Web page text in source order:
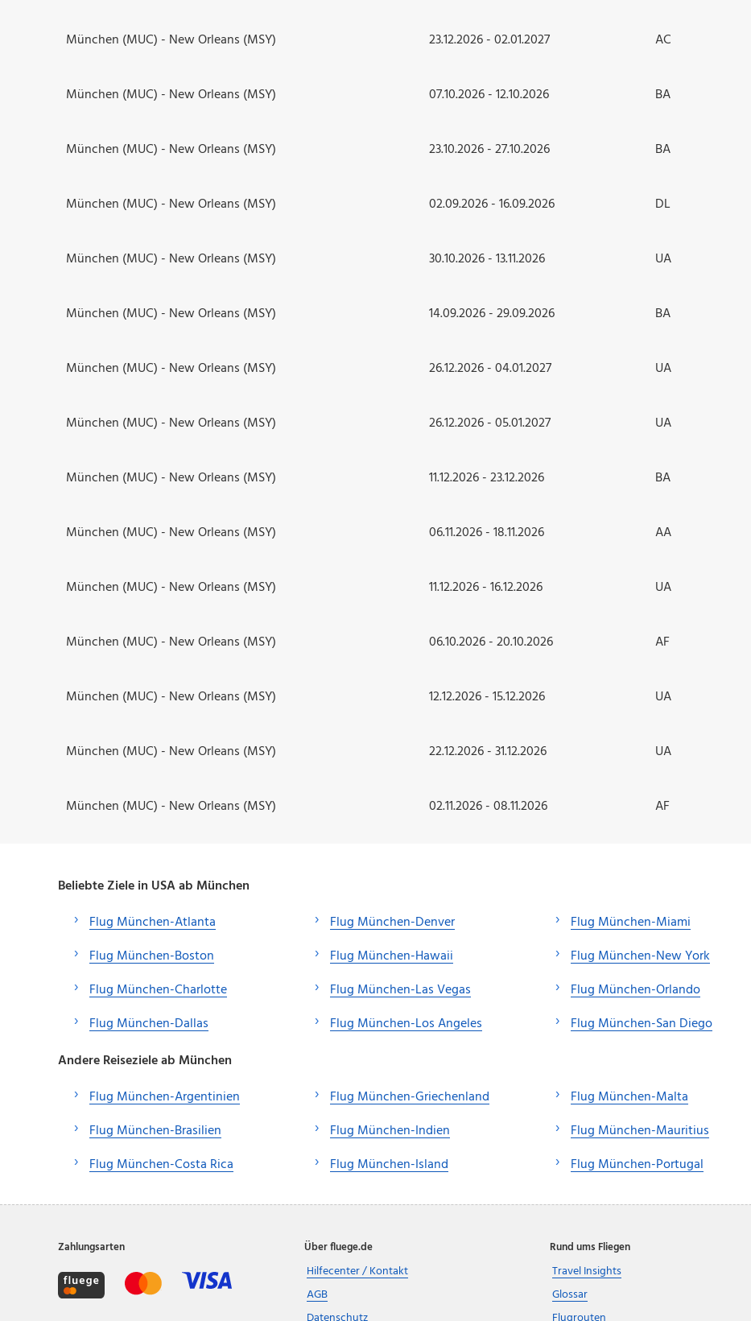
München (MUC) - New Orleans (MSY) 23.12.2026 - 02.01.2027 AC
München (MUC) - New Orleans (MSY) 07.10.2026 - 12.10.2026 BA
München (MUC) - New Orleans (MSY) 23.10.2026 - 27.10.2026 BA
München (MUC) - New Orleans (MSY) 02.09.2026 - 16.09.2026 DL
München (MUC) - New Orleans (MSY) 30.10.2026 - 13.11.2026 UA
München (MUC) - New Orleans (MSY) 14.09.2026 - 29.09.2026 BA
München (MUC) - New Orleans (MSY) 26.12.2026 - 04.01.2027 UA
München (MUC) - New Orleans (MSY) 26.12.2026 - 05.01.2027 UA
München (MUC) - New Orleans (MSY) 11.12.2026 - 23.12.2026 BA
München (MUC) - New Orleans (MSY) 06.11.2026 - 18.11.2026 AA
München (MUC) - New Orleans (MSY) 11.12.2026 - 16.12.2026 UA
München (MUC) - New Orleans (MSY) 06.10.2026 - 20.10.2026 AF
München (MUC) - New Orleans (MSY) 12.12.2026 - 15.12.2026 UA
München (MUC) - New Orleans (MSY) 22.12.2026 - 31.12.2026 UA
München (MUC) - New Orleans (MSY) 02.11.2026 - 08.11.2026 AF
Beliebte Ziele in USA ab München
Flug München-Atlanta
Flug München-Boston
Flug München-Charlotte
Flug München-Dallas
Flug München-Denver
Flug München-Hawaii
Flug München-Las Vegas
Flug München-Los Angeles
Flug München-Miami
Flug München-New York
Flug München-Orlando
Flug München-San Diego
Andere Reiseziele ab München
Flug München-Argentinien
Flug München-Brasilien
Flug München-Costa Rica
Flug München-Griechenland
Flug München-Indien
Flug München-Island
Flug München-Malta
Flug München-Mauritius
Flug München-Portugal